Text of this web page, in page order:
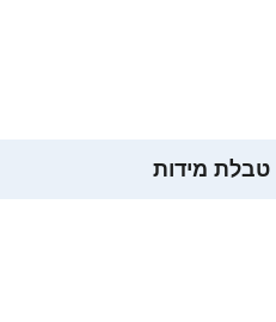
טבלת מידות